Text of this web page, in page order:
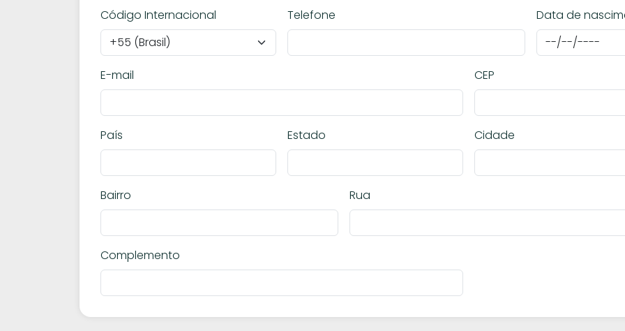
Código Internacional Telefone Data de
E-mail CEP
País Estado Cidade
Bairro Rua
Complemento